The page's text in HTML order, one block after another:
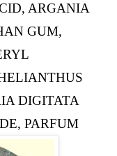
ARGANIA
GUM,
DIGITATA
PARFUM